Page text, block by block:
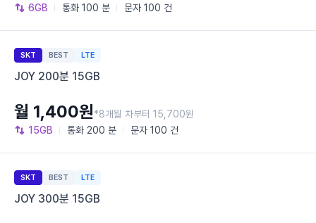
6GB 통화 100 분 문자 100 건
SKT BEST LTE
JOY 200분 15GB
15GB 통화 200 분 문자 100 건
월 1,400원*8개월 차부터 15,700원
SKT BEST LTE
JOY 300분 15GB